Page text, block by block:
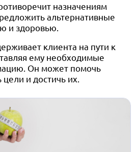
назначениям
альтернативные
и здоровью.
клиента на пути к
ему необходимые
Он может помочь
цели и достичь их.